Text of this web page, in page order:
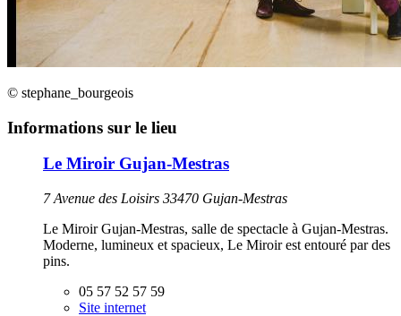
© stephane_bourgeois
Informations sur le lieu
Le Miroir Gujan-Mestras
7 Avenue des Loisirs 33470 Gujan-Mestras
Le Miroir Gujan-Mestras, salle de spectacle à Gujan-Mestras.
Moderne, lumineux et spacieux, Le Miroir est entouré par des
pins.
05 57 52 57 59
Site internet